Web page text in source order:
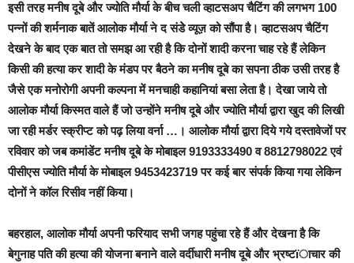
इसी तरह मनीष दूबे और ज्योति मौर्या के बीच चली व्हाटसअप चैटिंग की लगभग 100
पन्नों की शर्मनाक बातें आलोक मौर्या ने द संडेे व्यूज़ को सौंपा है। व्हाटसअप चैटिंग
देखने के बाद एक बात तो समझ आ रही है कि दोनों शादी करना चाह रहे हैं लेकिन
किसी की हत्या कर शादी के मंडप पर बैठने का मनीष दूबे का सपना ठीक उसी तरह है
जैसे एक मनोरोगी अपनी कल्पना में मनचाही कहानियां बसा लेता है। देखा जाये तो
आलोक मौर्या किस्मत वाले हैं जो उन्होंने मनीष दूबे और ज्योति मौर्या द्वारा खुद की लिखी
जा रही मर्डर स्क्रीप्ट को पढ़ लिया वर्ना …। आलोक मौर्या द्वारा दिये गये दस्तावेजों पर
रविवार को जब कमांडेंट मनीष दूबे के मोबाइल 9193333490 व 8812798022 एवं
पीसीएस ज्योति मौर्या के मोबाइल 9453423719 पर कई बार संपर्क किया गया लेकिन
दोनों ने कॉल रिसीव नहीं किया।
बहरहाल, आलोक मौर्या अपनी फरियाद सभी जगह पहुंचा रहे हैं और देखना है कि
बेगुनाह पति की हत्या की योजना बनाने वाले वर्दीधारी मनीष दूबे और भ्रष्टïाचार की